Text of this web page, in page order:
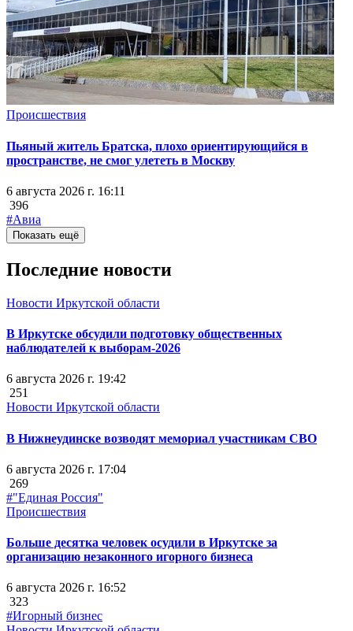
Происшествия
Пьяный житель Братска, плохо ориентирующийся в
пространстве, не смог улететь в Москву
6 августа 2026 г. 16:11
396
#Авиа
Показать ещё
Последние новости
Новости Иркутской области
В Иркутске обсудили подготовку общественных
наблюдателей к выборам-2026
6 августа 2026 г. 19:42
251
Новости Иркутской области
В Нижнеудинске возводят мемориал участникам СВО
6 августа 2026 г. 17:04
269
#"Единая Россия"
Происшествия
Больше десятка человек осудили в Иркутске за
организацию незаконного игорного бизнеса
6 августа 2026 г. 16:52
323
#Игорный бизнес